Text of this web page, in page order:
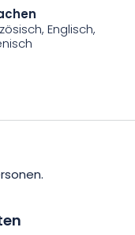
für zwei Personen
ein speziell vom
Continental ist
und
Moment freuen!
Englisch,